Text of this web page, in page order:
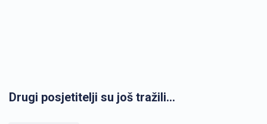
Drugi posjetitelji su još tražili...